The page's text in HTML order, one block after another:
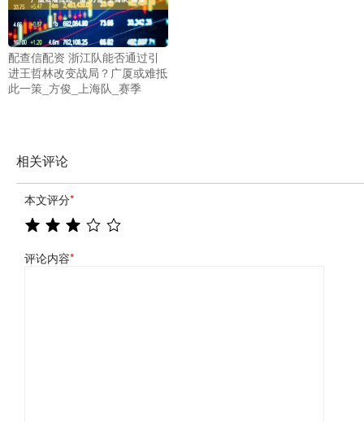
配查信配资 浙江队能否通过引
进王哲林改变战局？广厦或难抵
此一策_方俊_上海队_赛季
相关评论
本文评分*
评论内容*